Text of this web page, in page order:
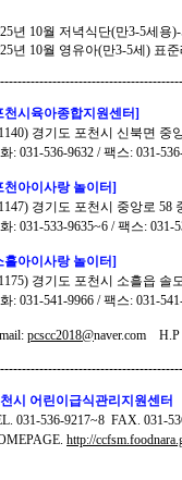
년 10월 저녁식단(만3-5세용)-
년 10월 영유아(만3-5세 ) 표
천시육아종합지원센터]
경기도 포천시 신북면 중
: 031-536-9632 /팩스: 031-
천아이사랑 놀이터]
경기도 포천시 중앙로 58
: 031-533-9635~6 /팩스: 031-
흘아이사랑 놀이터]
경기도 포천시 소흘읍 솔
: 031-541-9966 /팩스: 031-
pcscc2018@naver.com
시 어린이급식관리지원센터
031-536-9217~8 FAX. 031-
http://